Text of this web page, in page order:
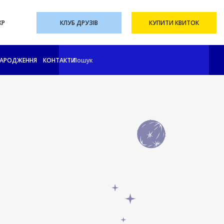
КЛУБ ДРУЗІВ КУПИТИ КВИТОК
КОНТАКТИ